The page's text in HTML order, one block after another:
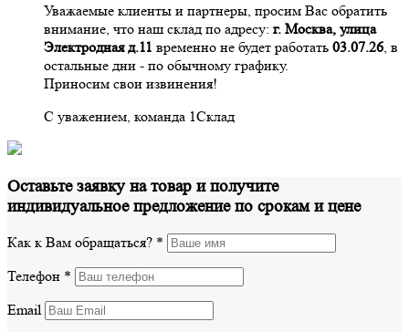
Уважаемые клиенты и партнеры, просим Вас обратить
внимание, что наш склад по адресу: г. Москва, улица
Электродная д.11 временно не будет работать 03.07.26, в
остальные дни - по обычному графику.
Приносим свои извинения!
С уважением, команда 1Склад
Оставьте заявку на товар и получите
индивидуальное предложение по срокам и цене
Как к Вам обращаться? *
Телефон *
Email